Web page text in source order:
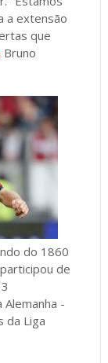
a extensão
que
Bruno
do 1860
de
-
da Liga